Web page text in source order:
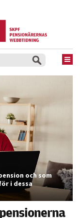
och som
i dessa